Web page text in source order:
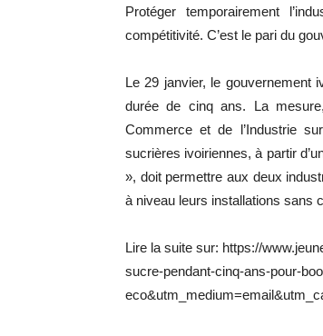
Protéger temporairement
compétitivité. C’est le pari du
Le 29 janvier, le gouvernement
durée de cinq ans. La
Commerce et de l’Industrie
sucrières ivoiriennes, à partir
», doit permettre aux deux
à niveau leurs installations sans
Lire la suite sur: https://
sucre-pendant-cinq-ans-pour-